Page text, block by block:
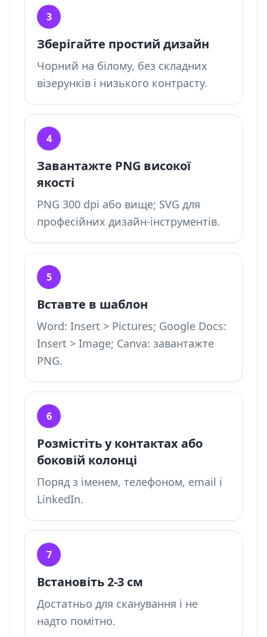
3
Зберігайте простий дизайн
Чорний на білому, без складних
візерунків і низького контрасту.
4
Завантажте PNG високої
якості
PNG 300 dpi або вище; SVG для
професійних дизайн-інструментів.
5
Вставте в шаблон
Word: Insert > Pictures; Google Docs:
Insert > Image; Canva: завантажте
PNG.
6
Розмістіть у контактах або
боковій колонці
Поряд з іменем, телефоном, email і
LinkedIn.
7
Встановіть 2-3 см
Достатньо для сканування і не
надто помітно.